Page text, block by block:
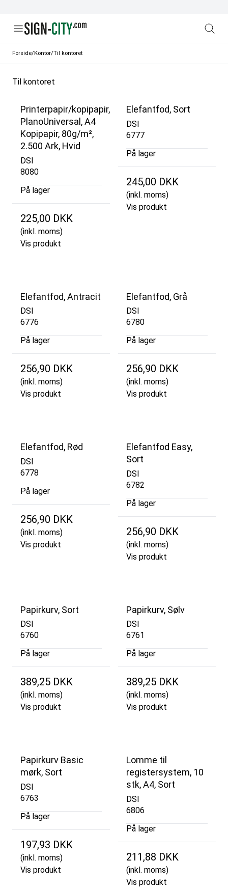
Forside/Kontor/Til kontoret
Til kontoret
Printerpapir/kopipapir,
PlanoUniversal, A4
Kopipapir, 80g/m²,
2.500 Ark, Hvid
DSI
8080
På lager
225,00 DKK
(inkl. moms)
Vis produkt
Elefantfod, Sort
DSI
6777
På lager
245,00 DKK
(inkl. moms)
Vis produkt
Elefantfod, Antracit
DSI
6776
På lager
256,90 DKK
(inkl. moms)
Vis produkt
Elefantfod, Grå
DSI
6780
På lager
256,90 DKK
(inkl. moms)
Vis produkt
Elefantfod, Rød
DSI
6778
På lager
256,90 DKK
(inkl. moms)
Vis produkt
Elefantfod Easy,
Sort
DSI
6782
På lager
256,90 DKK
(inkl. moms)
Vis produkt
Papirkurv, Sort
DSI
6760
På lager
389,25 DKK
(inkl. moms)
Vis produkt
Papirkurv, Sølv
DSI
6761
På lager
389,25 DKK
(inkl. moms)
Vis produkt
Papirkurv Basic
mørk, Sort
DSI
6763
På lager
197,93 DKK
(inkl. moms)
Vis produkt
Lomme til
registersystem, 10
stk, A4, Sort
DSI
6806
På lager
211,88 DKK
(inkl. moms)
Vis produkt